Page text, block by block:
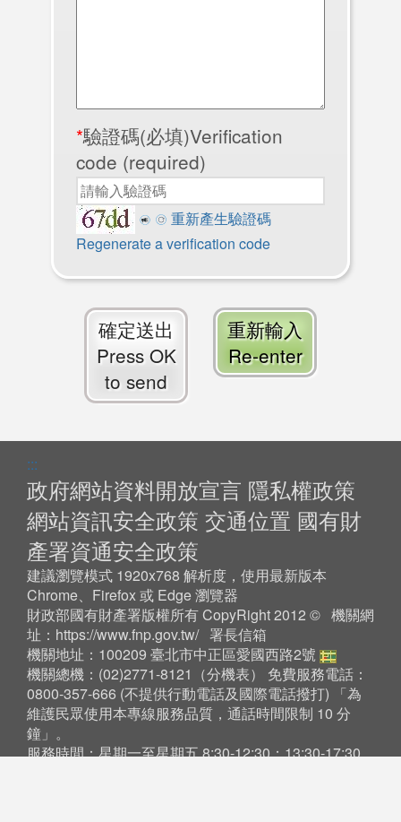
*驗證碼(必填)Verification
code (required)
重新產生驗證碼
Regenerate a verification code
確定送出
Press OK
to send
重新輸入
Re-enter
:::
政府網站資料開放宣言 隱私權政策
網站資訊安全政策 交通位置 國有財
產署資通安全政策
建議瀏覽模式 1920x768 解析度，使用最新版本
Chrome、Firefox 或 Edge 瀏覽器
財政部國有財產署版權所有 CopyRight 2012 © 機關網
址： https://www.fnp.gov.tw/ 署長信箱
機關地址：100209 臺北市中正區愛國西路2號
機關總機：(02)2771-8121（分機表） 免費服務電話：
0800-357-666 (不提供行動電話及國際電話撥打) 「為
維護民眾使用本專線服務品質，通話時間限制 10 分
鐘」。
服務時間：星期一至星期五 8:30-12:30；13:30-17:30